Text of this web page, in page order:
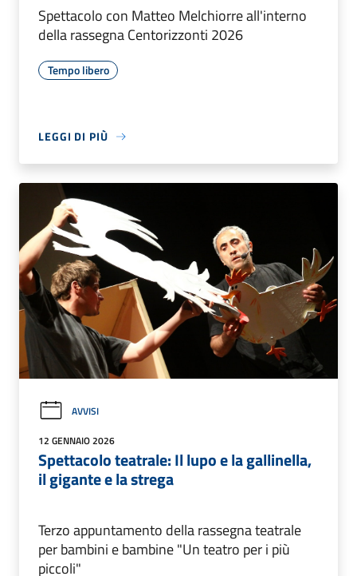
Spettacolo con Matteo Melchiorre all'interno
della rassegna Centorizzonti 2026
Tempo libero
LEGGI DI PIÙ
AVVISI
12 GENNAIO 2026
Spettacolo teatrale: Il lupo e la gallinella,
il gigante e la strega
Terzo appuntamento della rassegna teatrale
per bambini e bambine "Un teatro per i più
piccoli"